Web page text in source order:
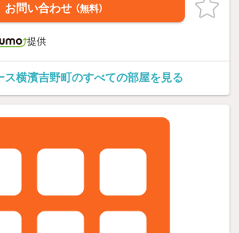
お問い合わせ （無料）
提供
ス横濱吉野町のすべての部屋を見る